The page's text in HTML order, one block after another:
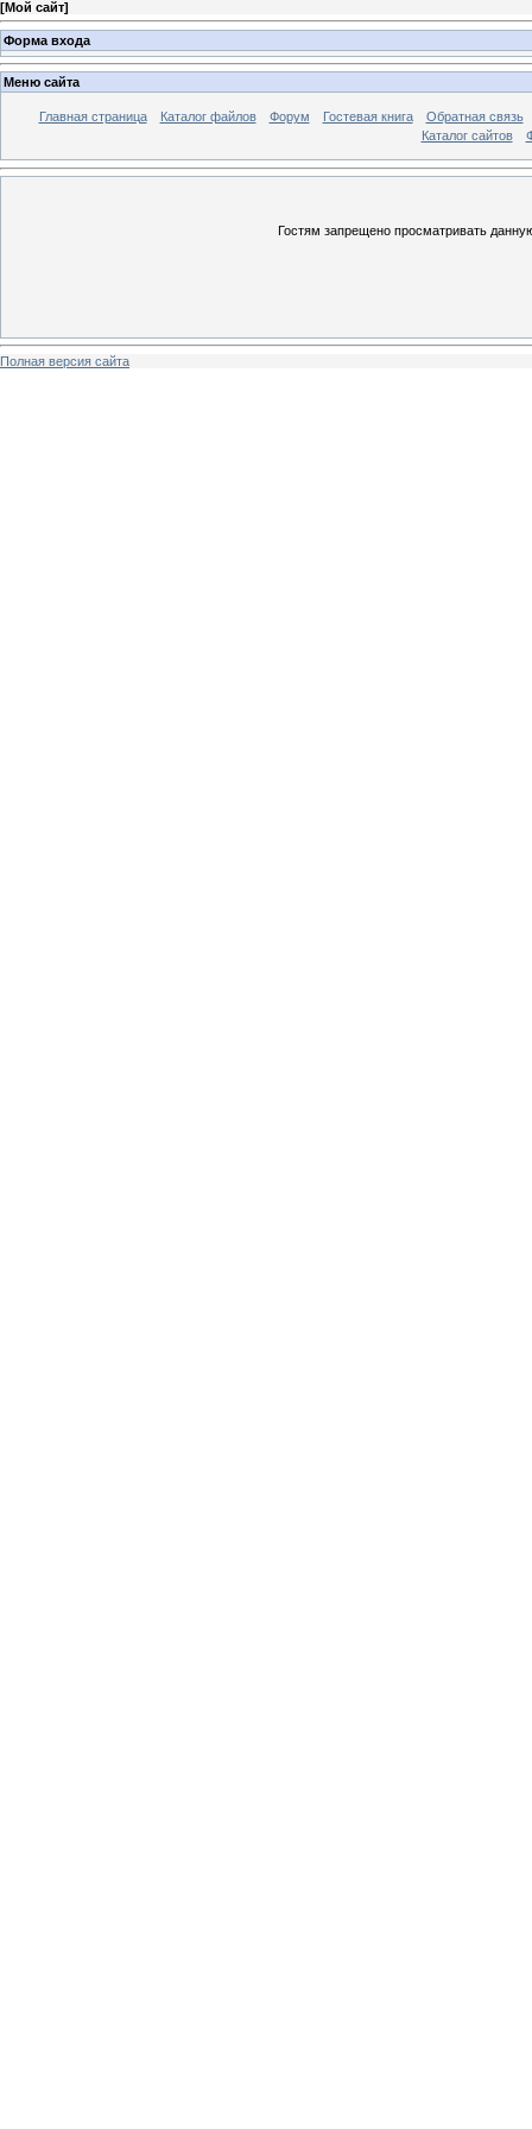
[Мой сайт]
Форма входа
Меню сайта
Главная страница Каталог файлов Форум Гостевая книга
Обратная связь
Каталог сайтов
Гостям запрещено просматривать
Полная версия сайта